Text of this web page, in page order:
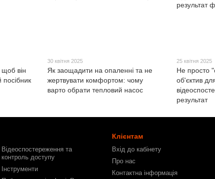
він
30 квітня 2025
Як заощадити на опаленні та не
жертвувати комфортом: чому
варто обрати тепловий насос
25 квітня 2025
Не просто
об'єктив
результат
Відеоспостереження та
контроль доступу
Інструменти
Клієнтам
Вхід до кабінету
Про нас
Контактна інформація